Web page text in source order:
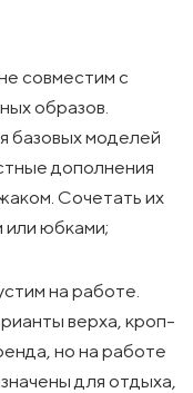
совместим с
образов.
базовых моделей
дополнения
Сочетать их
юбками;
на работе.
верха, кроп-
но на работе
для отдыха,